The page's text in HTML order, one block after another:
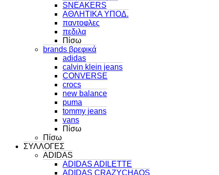
SNEAKERS
ΑΘΛΗΤΙΚΑ ΥΠΟΔ.
παντοφλες
πεδιλα
Πίσω
brands βρεφικά
adidas
calvin klein jeans
CONVERSE
crocs
new balance
puma
tommy jeans
vans
Πίσω
Πίσω
ΣΥΛΛΟΓΕΣ
ADIDAS
ADIDAS ADILETTE
ADIDAS CRAZYCHAOS